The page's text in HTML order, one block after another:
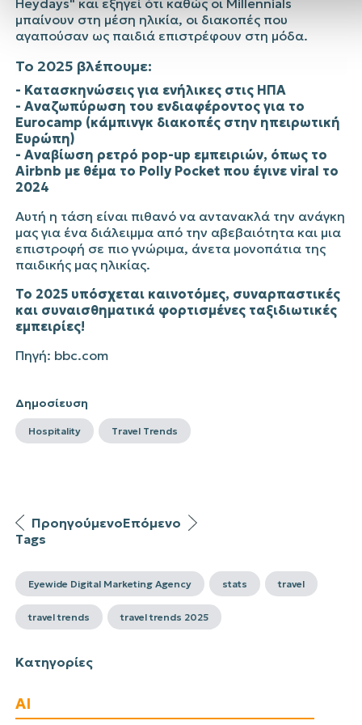
Heydays" και εξηγεί ότι καθώς οι Millennials
μπαίνουν στη μέση ηλικία, οι διακοπές που
αγαπούσαν ως παιδιά επιστρέφουν στη μόδα.
Το 2025 βλέπουμε:
- Κατασκηνώσεις για ενήλικες στις ΗΠΑ
- Αναζωπύρωση του ενδιαφέροντος για το
Eurocamp (κάμπινγκ διακοπές στην ηπειρωτική
Ευρώπη)
- Αναβίωση ρετρό pop-up εμπειριών, όπως το
Airbnb με θέμα το Polly Pocketπου έγινε viral το
2024
Αυτή η τάση είναι πιθανό να αντανακλά την ανάγκη
μας για ένα διάλειμμα από την αβεβαιότητα και μια
επιστροφή σε πιο γνώριμα, άνετα μονοπάτια της
παιδικής μας ηλικίας.
Το 2025 υπόσχεται καινοτόμες, συναρπαστικές
και συναισθηματικά φορτισμένες ταξιδιωτικές
εμπειρίες!
Πηγή: bbc.com
Δημοσίευση
Hospitality Travel Trends
ΠροηγούμενοΕπόμενο
Tags
Eyewide Digital Marketing Agency stats travel
travel trends travel trends 2025
Κατηγορίες
AI